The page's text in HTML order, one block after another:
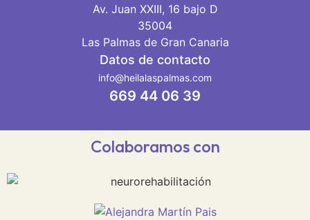
Av. Juan XXIII, 16 bajo D
35004
Las Palmas de Gran Canaria
Datos de contacto
info@heilalaspalmas.com
669 44 06 39
Colaboramos con